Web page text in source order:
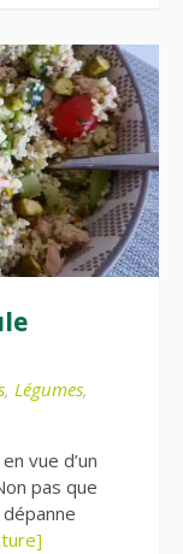
, Légumes,
vue d’un
pas que